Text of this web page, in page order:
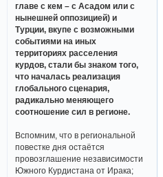
главе с кем – с Асадом или с
нынешней оппозицией) и
Турции, вкупе с возможными
событиями на иных
территориях расселения
курдов, стали бы знаком того,
что началась реализация
глобального сценария,
радикально меняющего
соотношение сил в регионе.
Вспомним, что в региональной
повестке дня остаётся
провозглашение независимости
Южного Курдистана от Ирака;